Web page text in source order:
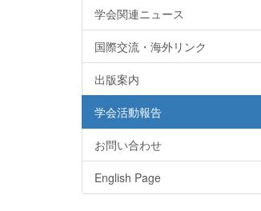
学会関連ニュース
国際交流・海外リンク
出版案内
学会活動報告
お問い合わせ
English Page